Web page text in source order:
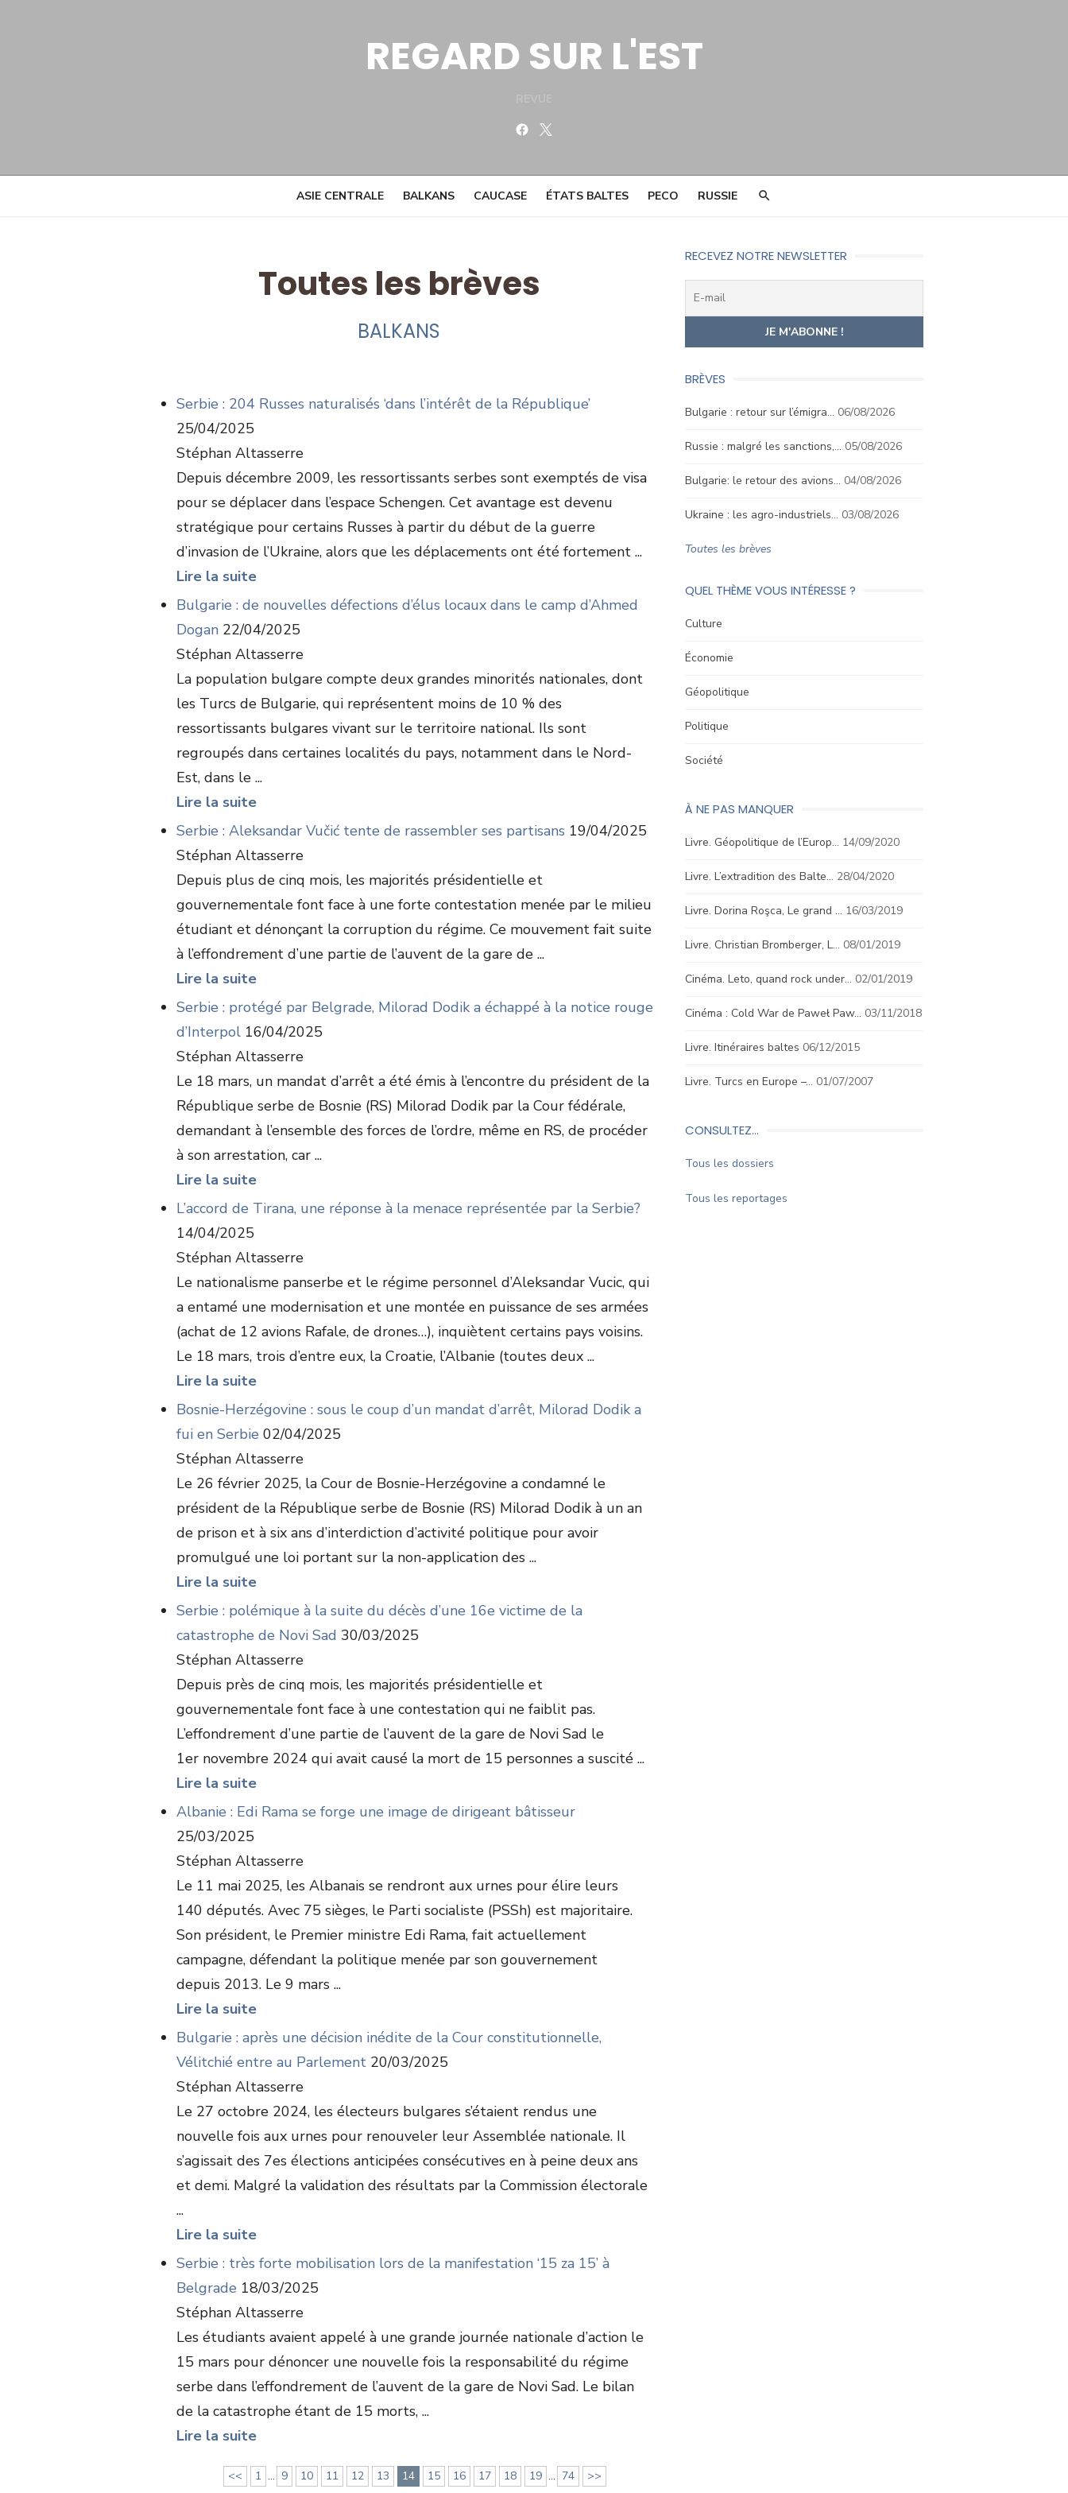
REGARD SUR L'EST
Facebook
ASIE CENTRALE BALKANS CAUCASE ÉTATS BALTES PECO RUSSIE
Toutes les brèves
BALKANS
Serbie : 204 Russes naturalisés ‘dans l’intérêt de la République’
25/04/2025
Stéphan Altasserre
Depuis décembre 2009, les ressortissants serbes sont exemptés de visa
pour se déplacer dans l’espace Schengen. Cet avantage est devenu
stratégique pour certains Russes à partir du début de la guerre
d’invasion de l’Ukraine, alors que les déplacements ont été fortement ...
Lire la suite
Bulgarie : de nouvelles défections d’élus locaux dans le camp d’Ahmed
Dogan 22/04/2025
Stéphan Altasserre
La population bulgare compte deux grandes minorités nationales, dont
les Turcs de Bulgarie, qui représentent moins de 10 % des
ressortissants bulgares vivant sur le territoire national. Ils sont
regroupés dans certaines localités du pays, notamment dans le Nord-
Est, dans le ...
Lire la suite
Serbie : Aleksandar Vučić tente de rassembler ses partisans 19/04/2025
Stéphan Altasserre
Depuis plus de cinq mois, les majorités présidentielle et
gouvernementale font face à une forte contestation menée par le milieu
étudiant et dénonçant la corruption du régime. Ce mouvement fait suite
à l’effondrement d’une partie de l’auvent de la gare de ...
Lire la suite
Serbie : protégé par Belgrade, Milorad Dodik a échappé à la notice rouge
d’Interpol 16/04/2025
Stéphan Altasserre
Le 18 mars, un mandat d’arrêt a été émis à l’encontre du président de la
République serbe de Bosnie (RS) Milorad Dodik par la Cour fédérale,
demandant à l’ensemble des forces de l’ordre, même en RS, de procéder
à son arrestation, car ...
Lire la suite
L’accord de Tirana, une réponse à la menace représentée par la Serbie?
14/04/2025
Stéphan Altasserre
Le nationalisme panserbe et le régime personnel d’Aleksandar Vucic, qui
a entamé une modernisation et une montée en puissance de ses armées
(achat de 12 avions Rafale, de drones…), inquiètent certains pays voisins.
Le 18 mars, trois d’entre eux, la Croatie, l’Albanie (toutes deux ...
Lire la suite
Bosnie-Herzégovine : sous le coup d’un mandat d’arrêt, Milorad Dodik a
fui en Serbie 02/04/2025
Stéphan Altasserre
Le 26 février 2025, la Cour de Bosnie-Herzégovine a condamné le
président de la République serbe de Bosnie (RS) Milorad Dodik à un an
de prison et à six ans d’interdiction d’activité politique pour avoir
promulgué une loi portant sur la non-application des ...
Lire la suite
Serbie : polémique à la suite du décès d’une 16e victime de la
catastrophe de Novi Sad 30/03/2025
Stéphan Altasserre
Depuis près de cinq mois, les majorités présidentielle et
gouvernementale font face à une contestation qui ne faiblit pas.
L’effondrement d’une partie de l’auvent de la gare de Novi Sad le
1er novembre 2024 qui avait causé la mort de 15 personnes a suscité ...
Lire la suite
Albanie : Edi Rama se forge une image de dirigeant bâtisseur
25/03/2025
Stéphan Altasserre
Le 11 mai 2025, les Albanais se rendront aux urnes pour élire leurs
140 députés. Avec 75 sièges, le Parti socialiste (PSSh) est majoritaire.
Son président, le Premier ministre Edi Rama, fait actuellement
campagne, défendant la politique menée par son gouvernement
depuis 2013. Le 9 mars ...
Lire la suite
Bulgarie : après une décision inédite de la Cour constitutionnelle,
Vélitchié entre au Parlement 20/03/2025
Stéphan Altasserre
Le 27 octobre 2024, les électeurs bulgares s’étaient rendus une
nouvelle fois aux urnes pour renouveler leur Assemblée nationale. Il
s’agissait des 7es élections anticipées consécutives en à peine deux ans
et demi. Malgré la validation des résultats par la Commission électorale
...
Lire la suite
Serbie : très forte mobilisation lors de la manifestation ‘15 za 15’ à
Belgrade 18/03/2025
Stéphan Altasserre
Les étudiants avaient appelé à une grande journée nationale d’action le
15 mars pour dénoncer une nouvelle fois la responsabilité du régime
serbe dans l’effondrement de l’auvent de la gare de Novi Sad. Le bilan
de la catastrophe étant de 15 morts, ...
Lire la suite
<< 1 ... 9 10 11 12 13 14 15 16 17 18 19 ... 74 >>
RECEVEZ NOTRE NEWSLETTER
BRÈVES
Bulgarie : retour sur l’émigra… 06/08/2026
Russie : malgré les sanctions,… 05/08/2026
Bulgarie: le retour des avions… 04/08/2026
Ukraine : les agro-industriels… 03/08/2026
Toutes les brèves
QUEL THÈME VOUS INTÉRESSE ?
Culture
Économie
Géopolitique
Politique
Société
À NE PAS MANQUER
Livre. Géopolitique de l’Europ… 14/09/2020
Livre. L’extradition des Balte… 28/04/2020
Livre. Dorina Roşca, Le grand … 16/03/2019
Livre. Christian Bromberger, L… 08/01/2019
Cinéma. Leto, quand rock under… 02/01/2019
Cinéma : Cold War de Paweł Paw… 03/11/2018
Livre. Itinéraires baltes 06/12/2015
Livre. Turcs en Europe –… 01/07/2007
CONSULTEZ…
Tous les dossiers
Tous les reportages